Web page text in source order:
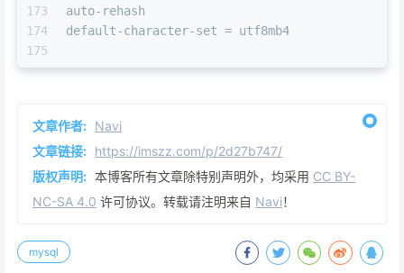
173
174
175
auto-rehash
default-character-set = utf8mb4
文章作者: Navi
文章链接: https://imszz.com/p/2d27b747/
版权声明: 本博客所有文章除特别声明外，均采用 CC BY-
NC-SA 4.0 许可协议。转载请注明来自 Navi！
mysql